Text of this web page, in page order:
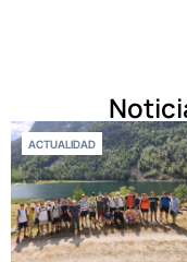
ACTUALIDAD